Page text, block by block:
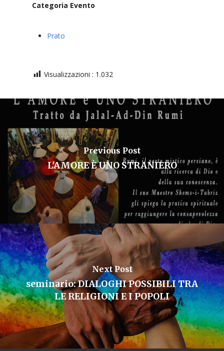
Categoria Evento
Prato
Visualizzazioni : 1.032
Previous Post
L'AMORE È UNO STRANIERO
Next Post
seminario: DIALOGHI POSSIBILI TRA
LE RELIGIONI E I POPOLI